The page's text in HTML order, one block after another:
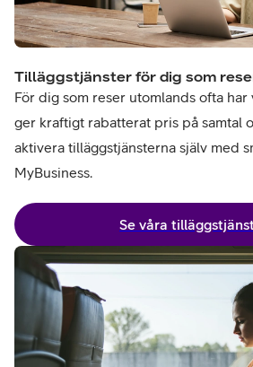
Tilläggstjänster för dig som
För dig som reser utomlands ofta
ger kraftigt rabatterat pris på samtal
aktivera tilläggstjänsterna själv med
MyBusiness.
Se våra